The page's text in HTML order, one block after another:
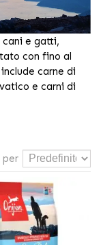
e gatti,
con fino al
carne di
e carni di
per